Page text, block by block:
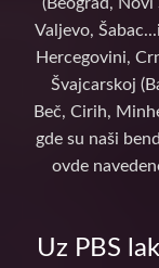
Valjevo,
Hercegovini,
Švajcarskoj
Beč, Cirih,
gde su naši
ovde
Uz PBS